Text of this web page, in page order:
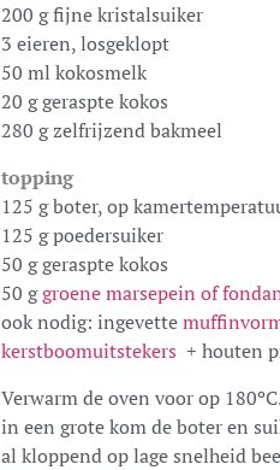
200 g fijne kristalsuiker
3 eieren, losgeklopt
50 ml kokosmelk
20 g geraspte kokos
280 g zelfrijzend bakmeel
topping
125 g boter, op
125 g poedersuiker
50 g geraspte kokos
50 ggroene marsepein of
ook nodig: ingevette
kerstboomuitstekers + houten
Verwarm de oven voor op
in een grote kom de boter en
al kloppend op lage snelheid